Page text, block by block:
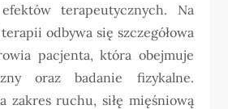
efektów terapeutycznych. Na
odbywa się szczegółowa
pacjenta, która obejmuje
oraz badanie fizykalne.
zakres ruchu, siłę mięśniową